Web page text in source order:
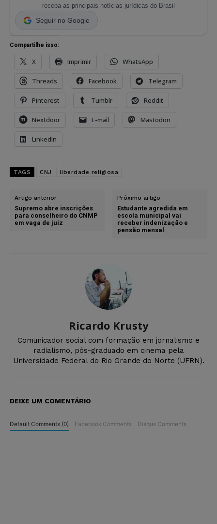
receba as principais notícias jurídicas do Brasil
Seguir no Google
Compartilhe isso:
X Imprimir WhatsApp
Threads Facebook Telegram
Pinterest Tumblr Reddit
Nextdoor E-mail Mastodon
LinkedIn
TAGS CNJ liberdade religiosa
Artigo anterior
Supremo abre inscrições
para conselheiro do CNMP
em vaga de juiz
Próximo artigo
Estudante agredida em
escola municipal vai
receber indenização e
pensão mensal
Ricardo Krusty
Comunicador social com formação em jornalismo e
radialismo, pós-graduado em cinema pela
Universidade Federal do Rio Grande do Norte (UFRN).
DEIXE UM COMENTÁRIO
Default Comments (0) Facebook Comments Disqus Comments